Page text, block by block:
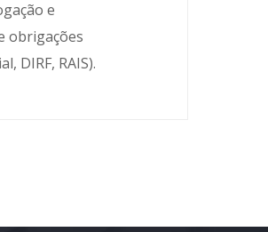
e
obrigações
DIRF, RAIS).